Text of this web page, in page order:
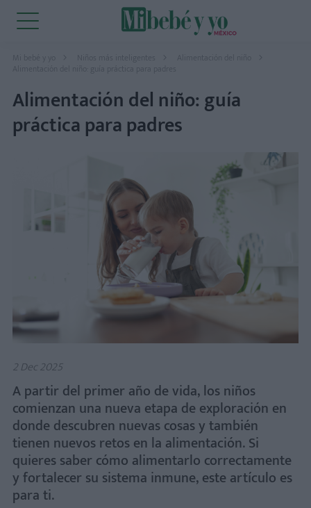
Mi bebé y yo Niños más inteligentes
Alimentación del niño
Alimentación del niño: guía práctica para padres
Alimentación del niño: guía
práctica para padres
2 Dec 2025
A partir del primer año de vida, los niños
comienzan una nueva etapa de exploración en
donde descubren nuevas cosas y también
tienen nuevos retos en la alimentación. Si
quieres saber cómo alimentarlo correctamente
y fortalecer su sistema inmune, este artículo es
para ti.